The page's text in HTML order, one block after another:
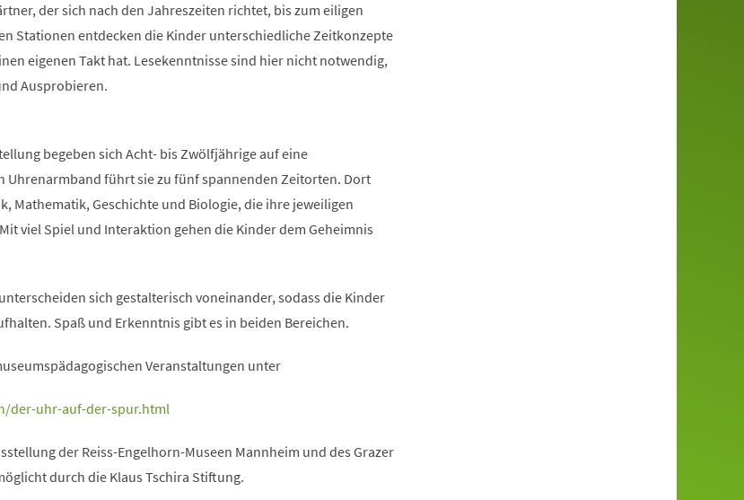
der sich nach den Jahreszeiten richtet, bis zum eiligen
Stationen entdecken die Kinder unterschiedliche Zeitkonzepte
eigenen Takt hat. Lesekenntnisse sind hier nicht notwendig,
Ausprobieren.
begeben sich Acht- bis Zwölfjährige auf eine
Uhrenarmband führt sie zu fünf spannenden Zeitorten. Dort
Mathematik, Geschichte und Biologie, die ihre jeweiligen
viel Spiel und Interaktion gehen die Kinder dem Geheimnis
sich gestalterisch voneinander, sodass die Kinder
Spaß und Erkenntnis gibt es in beiden Bereichen.
Veranstaltungen unter
der-uhr-auf-der-spur.html
der Reiss-Engelhorn-Museen Mannheim und des Grazer
durch die Klaus Tschira Stiftung.